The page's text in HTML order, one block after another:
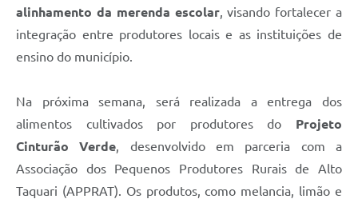
alinhamento da merenda escolar, visando fortalecer a
integração entre produtores locais e as instituições de
ensino do município.
Na próxima semana, será realizada a entrega dos
alimentos cultivados por produtores do Projeto
Cinturão Verde , desenvolvido em parceria com a
Associação dos Pequenos Produtores Rurais de Alto
Taquari (APPRAT). Os produtos, como melancia, limão e